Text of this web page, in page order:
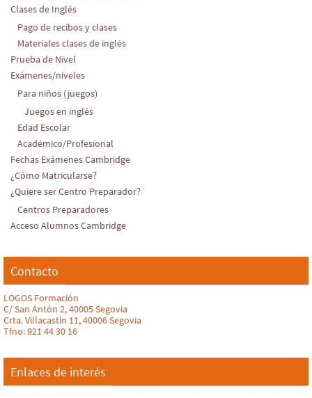
Clases de Inglés
Pago de recibos y clases
Materiales clases de inglés
Prueba de Nivel
Exámenes/niveles
Para niños (juegos)
Juegos en inglés
Edad Escolar
Académico/Profesional
Fechas Exámenes Cambridge
¿Cómo Matricularse?
¿Quiere ser Centro Preparador?
Centros Preparadores
Acceso Alumnos Cambridge
Contacto
LOGOS Formación
C/ San Antón 2, 40005 Segovia
Crta. Villacastín 11, 40006 Segovia
Tfno: 921 44 30 16
Enlaces de interés